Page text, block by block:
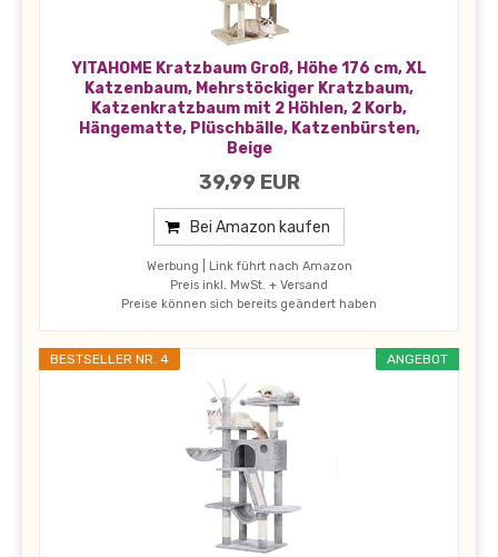
YITAHOME Kratzbaum Groß, Höhe 176 cm, XL
Katzenbaum, Mehrstöckiger Kratzbaum,
Katzenkratzbaum mit 2 Höhlen, 2 Korb,
Hängematte, Plüschbälle, Katzenbürsten,
Beige
39,99 EUR
Bei Amazon kaufen
Werbung | Link führt nach Amazon
Preis inkl. MwSt. + Versand
Preise können sich bereits geändert haben
ANGEBOT
BESTSELLER NR. 4